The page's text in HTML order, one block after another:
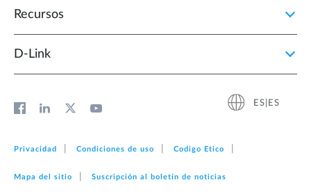
Recursos
D‑Link
ES|ES
Privacidad Condiciones de uso Codigo Etico
Mapa del sitio Suscripción al boletín de noticias